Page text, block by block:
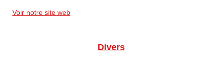
Voir notre site web
Divers